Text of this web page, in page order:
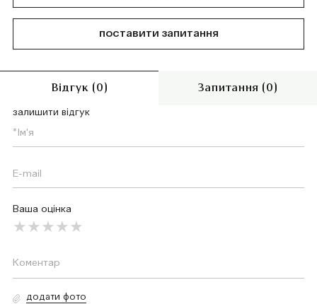
поставити запитання
Відгук (0) Запитання (0)
залишити відгук
Ваша оцінка
додати фото